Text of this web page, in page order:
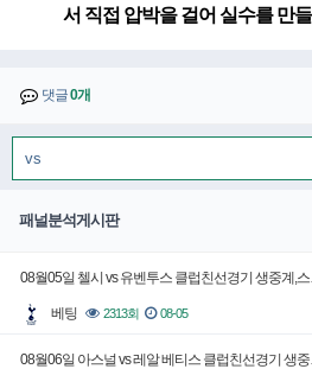
서 직접 압박을 걸어 실수를 만
댓글0개
패널분석게시판
08월05일 첼시 vs 유벤투스 클럽친선경기 생중계,
베팅 2313회 08-05
08월06일 아스널 vs 레알 베티스 클럽친선경기 생